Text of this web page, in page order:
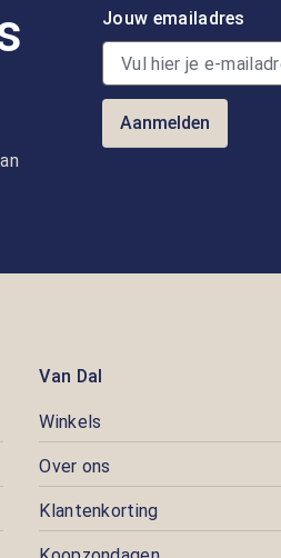
Jouw emailadres
Aanmelden
Van Dal
Winkels
Over ons
Klantenkorting